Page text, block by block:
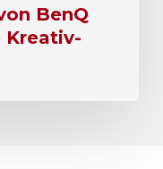
BenQ